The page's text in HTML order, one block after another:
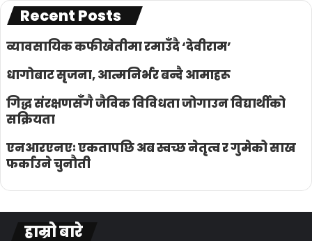
Recent Posts
व्यावसायिक कफीखेतीमा रमाउँदै ‘देवीराम’
धागोबाट सृजना, आत्मनिर्भर बन्दै आमाहरू
गिद्ध संरक्षणसँगै जैविक विविधता जोगाउन विद्यार्थीको
सक्रियता
एनआरएनएः एकतापछि अब स्वच्छ नेतृत्व र गुमेको साख
फर्काउने चुनौती
हाम्रो बारे